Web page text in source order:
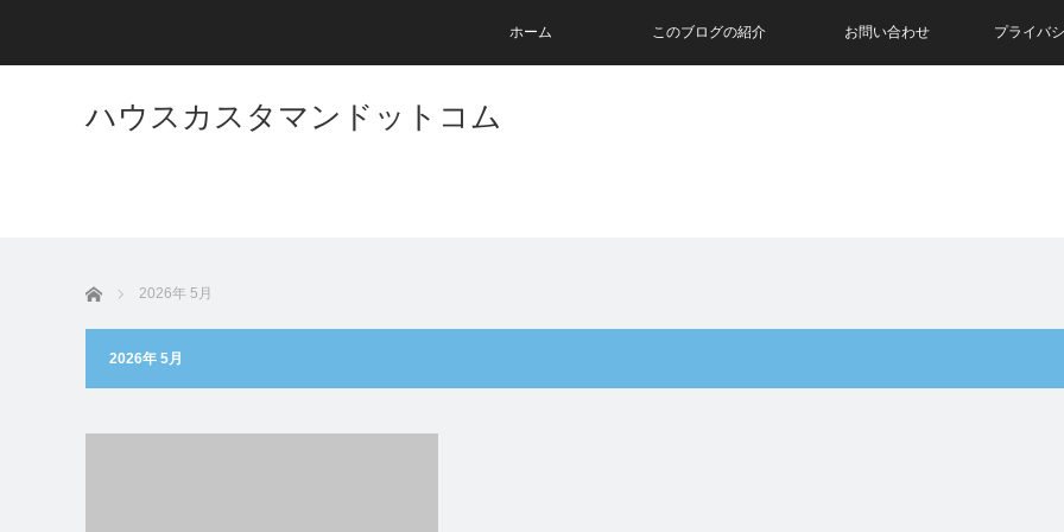
ホーム このブログの紹介 お問い合わせ プライバ
ハウスカスタマンドットコム
ホーム 2026年 5月
2026年 5月